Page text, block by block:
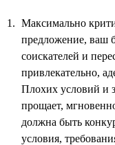
Максимально
предложение, ваш
соискателей и
привлекательно,
Плохих условий и
прощает,
должна быть
условия,